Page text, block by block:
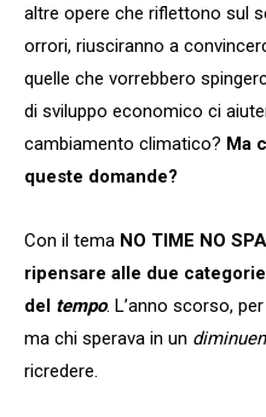
altre opere che riflettono sul
orrori, riusciranno a
quelle che vorrebbero
di sviluppo economico ci
cambiamento climatico? Ma
queste domande?
Con il tema NO TIME NO
ripensare alle due
del tempo. L’anno scorso,
ma chi sperava in un
ricredere.